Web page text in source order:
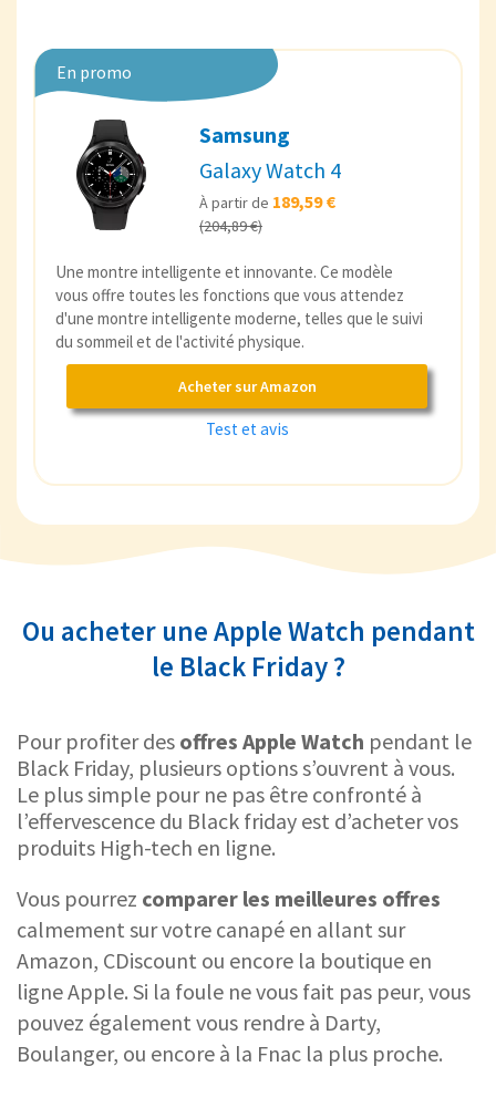
En promo
Samsung
Galaxy Watch 4
À partir de 189,59 €
(204,89 €)
Une montre intelligente et innovante. Ce modèle
vous offre toutes les fonctions que vous attendez
d'une montre intelligente moderne, telles que le suivi
du sommeil et de l'activité physique.
Acheter sur Amazon
Test et avis
Ou acheter une Apple Watch pendant
le Black Friday ?
Pour profiter des offres Apple Watch pendant le
Black Friday, plusieurs options s’ouvrent à vous.
Le plus simple pour ne pas être confronté à
l’effervescence du Black friday est d’acheter vos
produits High-tech en ligne.
Vous pourrez comparer les meilleures offres
calmement sur votre canapé en allant sur
Amazon, CDiscount ou encore la boutique en
ligne Apple. Si la foule ne vous fait pas peur, vous
pouvez également vous rendre à Darty,
Boulanger, ou encore à la Fnac la plus proche.